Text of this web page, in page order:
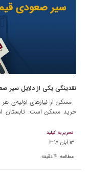
نقدینگی یکی از دلایل
مسکن از نیازهای اولیه‌ی
خرید مسکن است. تابستان
تحریریه کیلید
۱۳ آبان ۱۳۹۷
مطالعه: ۴ دقیقه